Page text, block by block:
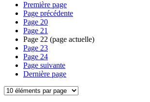
Première page
Page précédente
Page 20
Page 21
Page 22 (page actuelle)
Page 23
Page 24
Page suivante
Dernière page